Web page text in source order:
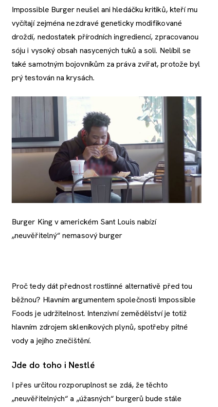
Impossible Burger neušel ani hledáčku kritiků, kteří mu
vyčítají zejména nezdravé geneticky modifikované
droždí, nedostatek přírodních ingrediencí, zpracovanou
sóju i vysoký obsah nasycených tuků a soli. Nelíbil se
také samotným bojovníkům za práva zvířat, protože byl
prý testován na krysách.
Burger King v americkém Sant Louis nabízí
„neuvěřitelný“ nemasový burger
Proč tedy dát přednost rostlinné alternativě před tou
běžnou? Hlavním argumentem společnosti Impossible
Foods je udržitelnost. Intenzivní zemědělství je totiž
hlavním zdrojem skleníkových plynů, spotřeby pitné
vody a jejího znečištění.
Jde do toho i Nestlé
I přes určitou rozporuplnost se zdá, že těchto
„neuvěřitelných“ a „úžasných“ burgerů bude stále